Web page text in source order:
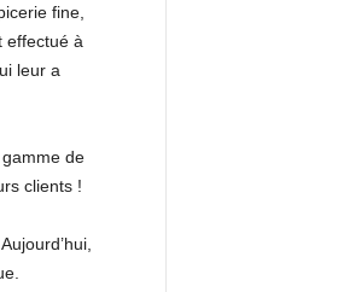
fine,
effectué à
leur a
de
clients !